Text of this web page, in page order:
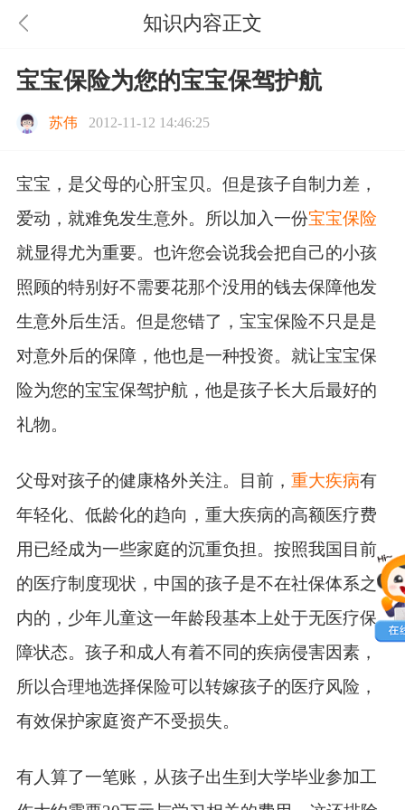
知识内容正文
宝宝保险为您的宝宝保驾护航
苏伟 2012-11-12 14:46:25
宝宝，是父母的心肝宝贝。但是孩子自制力差，
爱动，就难免发生意外。所以加入一份宝宝保险
就显得尤为重要。也许您会说我会把自己的小孩
照顾的特别好不需要花那个没用的钱去保障他发
生意外后生活。但是您错了，宝宝保险不只是是
对意外后的保障，他也是一种投资。就让宝宝保
险为您的宝宝保驾护航，他是孩子长大后最好的
礼物。
父母对孩子的健康格外关注。目前， 重大疾病有
年轻化、低龄化的趋向，重大疾病的高额医疗费
用已经成为一些家庭的沉重负担。按照我国目前
的医疗制度现状，中国的孩子是不在社保体系之
内的，少年儿童这一年龄段基本上处于无医疗保
障状态。孩子和成人有着不同的疾病侵害因素，
所以合理地选择保险可以转嫁孩子的医疗风险，
有效保护家庭资产不受损失。
有人算了一笔账，从孩子出生到大学毕业参加工